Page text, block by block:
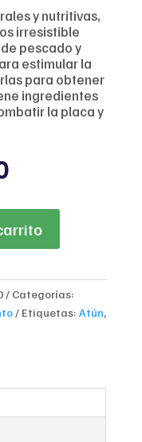
y nutritivas,
irresistible
pescado y
estimular la
para obtener
ingredientes
la placa y
Current
price
is:
$21,150.
Categorías:
Etiquetas: Atún,